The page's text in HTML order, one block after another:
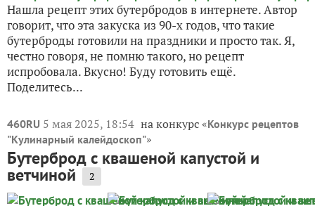
Нашла рецепт этих бутербродов в интернете. Автор
говорит, что эта закуска из 90-х годов, что такие
бутерброды готовили на праздники и просто так. Я,
честно говоря, не помню такого, но рецепт
испробовала. Вкусно! Буду готовить ещё.
Поделитесь...
460RU 5 мая 2025, 18:54 на конкурс «Конкурс рецептов
"Кулинарный калейдоскоп"»
Бутерброд с квашеной капустой и
ветчиной 2